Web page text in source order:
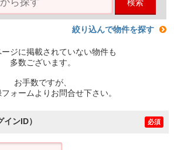
検索
絞り込んで物件を探す
ジに掲載されていない物件も
多数ございます。
お手数ですが、
ォームよりお問合せ下さい。
ンID） 必須